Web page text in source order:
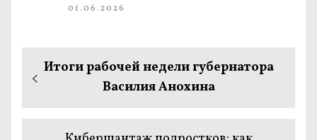
01.06.2026
Навигация
по
Предыдущая
Итоги рабочей недели губернатора
Василия Анохина